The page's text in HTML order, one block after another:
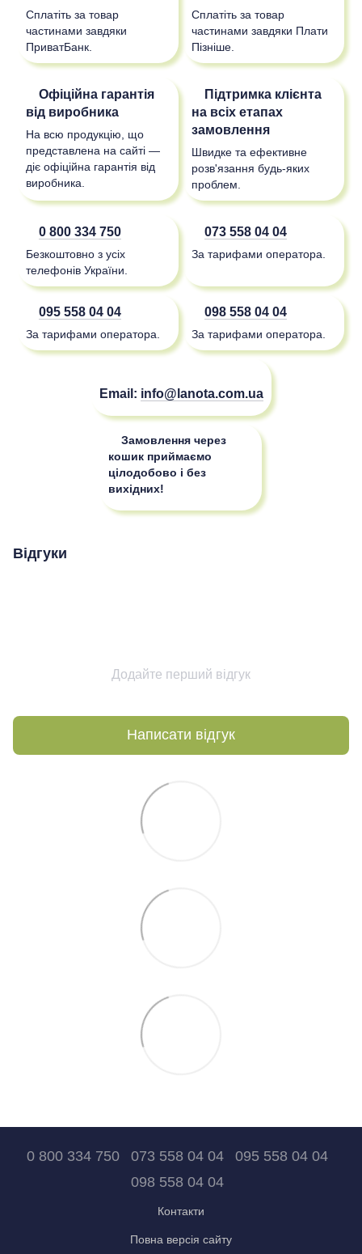
Сплатіть за товар
частинами завдяки
ПриватБанк.
Сплатіть за товар
частинами завдяки Плати
Пізніше.
Офіційна гарантія
від виробника
На всю продукцію, що
представлена на сайті —
діє офіційна гарантія від
виробника.
Підтримка клієнта
на всіх етапах
замовлення
Швидке та ефективне
розв'язання будь-яких
проблем.
0 800 334 750
Безкоштовно з усіх
телефонів України.
073 558 04 04
За тарифами оператора.
095 558 04 04
За тарифами оператора.
098 558 04 04
За тарифами оператора.
Email: info@lanota.com.ua
Замовлення через
кошик приймаємо
цілодобово і без
вихідних!
Відгуки
Додайте перший відгук
Написати відгук
0 800 334 750 073 558 04 04
095 558 04 04
098 558 04 04
Контакти
Повна версія сайту